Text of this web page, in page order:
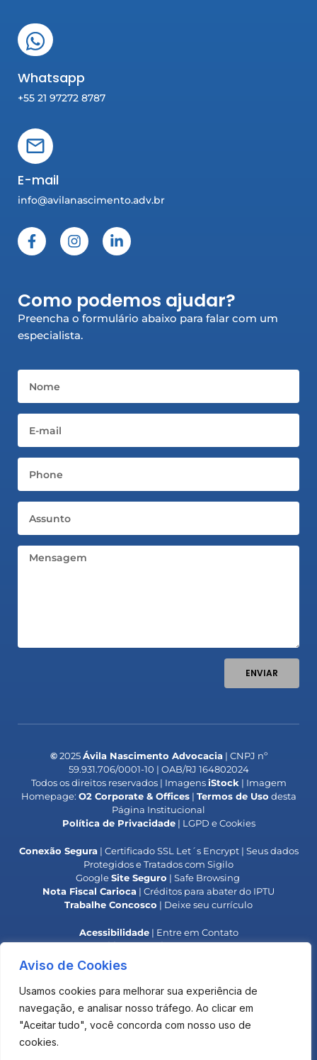
Aviso de Cookies
Usamos cookies para melhorar sua experiência de
navegação, e analisar nosso tráfego. Ao clicar em
"Aceitar tudo", você concorda com nosso uso de
cookies.
Whatsapp
+55 21 97272 8787
E-mail
info@avilanascimento.adv.br
F
a
o
o
k
-
I
n
g
r
a
L
i
d
i
n
Como podemos ajudar?
Preencha o formulário abaixo para falar com um
especialista.
Mensagem
ENVIAR
©2025Ávila Nascimento Advocacia| CNPJ nº
59.931.706/0001-10 | OAB/RJ 164802024
Todos os direitos reservados | ImagensiStock | Imagem
Homepage: O2 Corporate & Offices| Termos de Uso desta
Página Institucional
Política de Privacidade| LGPD e Cookies
Conexão Segura| Certificado SSL Let´s Encrypt | Seus dados
Protegidos e Tratados com Sigilo
GoogleSite Seguro | Safe Browsing
Nota Fiscal Carioca | Créditos para abater do IPTU
Trabalhe Concosco | Deixe seu currículo
Acessibilidade| Entre em Contato
Responsabilidade Social| Colaboradores IPB
**
Alerta OAB
**Alerta INPI
O uso deste site não estabelece uma relação advogado-
cliente com o Escritório.
Os materiais são elaborados para fins de informação e
debate, não devendo ser considerado uma opinião legal